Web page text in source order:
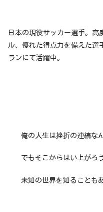
日本の現役サッカー選手。高
ル、優れた得点力を備えた選
ランにて活躍中。
俺の人生は挫折の連続な
でもそこからはい上がろ
未知の世界を知ることも